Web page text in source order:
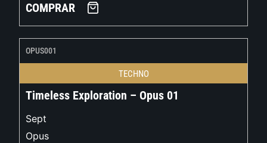
COMPRAR
OPUS001
TECHNO
Timeless Exploration – Opus 01
Sept
Opus